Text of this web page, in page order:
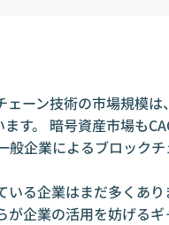
ェーン技術の市場規模
す。 暗号資産市場も
企業によるブロック
る企業はまだ多くあ
企業の活用を妨げる